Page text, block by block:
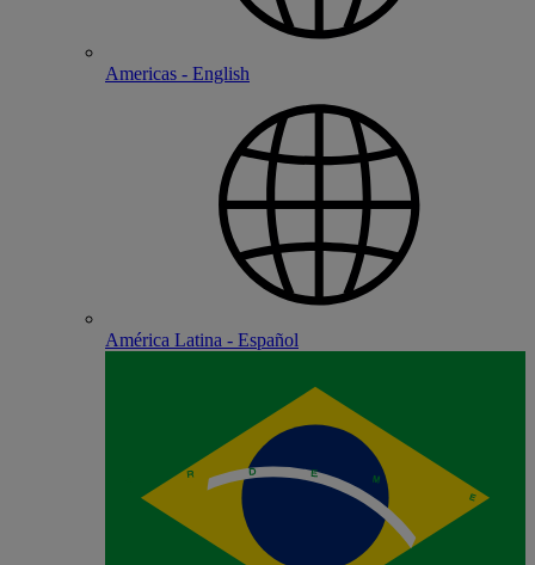
Americas - English
América Latina - Español